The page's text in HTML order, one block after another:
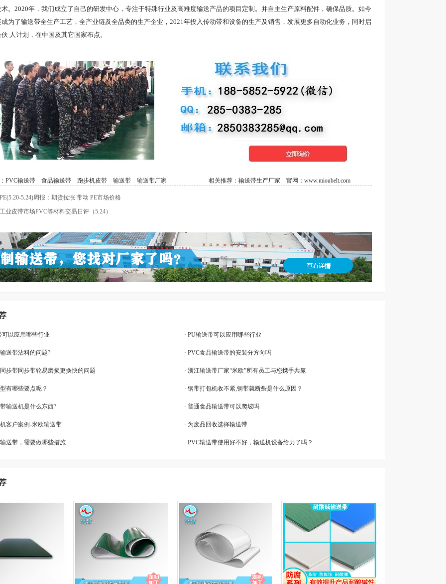
。2020年，我们成立了自己的研发中心，专注于特殊行业及高难度输送产品的项目定制。并自主生产原料配件，确保品质。如今
为了输送带全生产工艺，全产业链及全品类的生产企业，2021年投入传动带和设备的生产及销售，发展更多自动化业务，同时启
人计划，在中国及其它国家布点。
PVC输送带 食品输送带 跑步机皮带 输送带 输送带厂家 相关推荐： 输送带生产厂家 官网： www.mioubelt.com
5.24)周报：期货拉涨 带动 PE市场价格
业皮带市场PVC等材料交易日评（5.24）
可以应用哪些行业 · PU输送带可以应用哪些行业
送带沾料的问题? · PVC食品输送带的安装分方向吗
步带同步带轮易磨损更换快的问题 · 浙江输送带厂家“米欧”所有员工与您携手共赢
有哪些要点呢？ · 钢带打包机收不紧,钢带就断裂是什么原因？
输送机是什么东西? · 普通食品输送带可以爬坡吗
客户案例-米欧输送带 · 为废品回收选择输送带
送带，需要做哪些措施 · PVC输送带使用好不好，输送机设备给力了吗？